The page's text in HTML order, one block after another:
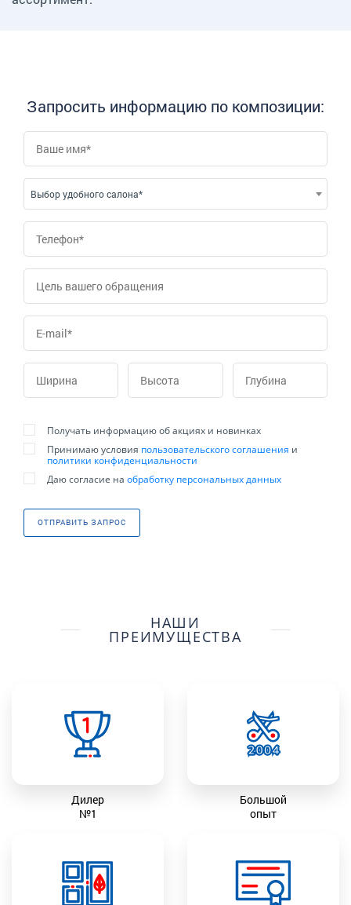
Запросить информацию по композиции:
Выбор удобного салона*
ОТПРАВИТЬ ЗАПРОС
Получать информацию об акциях и новинках
Принимаю условия пользовательского соглашения и
политики конфиденциальности
Даю согласие на обработку персональных данных
НАШИ
ПРЕИМУЩЕСТВА
Дилер
№1
Большой
опыт